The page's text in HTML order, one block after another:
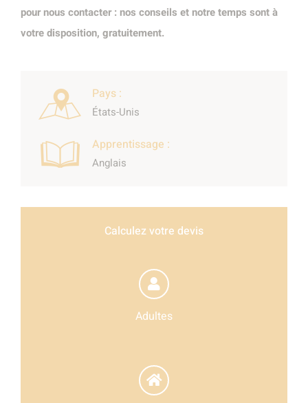
pour nous contacter : nos conseils et notre temps sont à
votre disposition, gratuitement.
Pays :
États-Unis
Apprentissage :
Anglais
Calculez votre devis
Adultes